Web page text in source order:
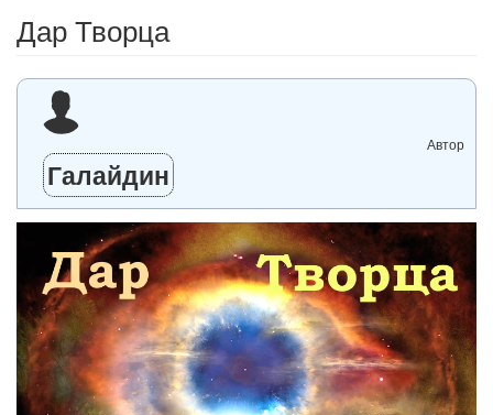
Дар Творца
Автор
Галайдин